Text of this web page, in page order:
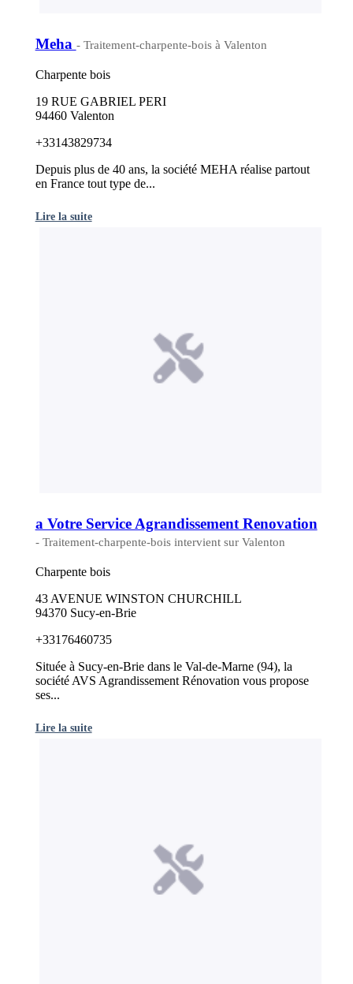
Meha - Traitement-charpente-bois à Valenton
Charpente bois
19 RUE GABRIEL PERI
94460 Valenton
+33143829734
Depuis plus de 40 ans, la société MEHA réalise partout
en France tout type de...
Lire la suite
a Votre Service Agrandissement Renovation
- Traitement-charpente-bois intervient sur Valenton
Charpente bois
43 AVENUE WINSTON CHURCHILL
94370 Sucy-en-Brie
+33176460735
Située à Sucy-en-Brie dans le Val-de-Marne (94), la
société AVS Agrandissement Rénovation vous propose
ses...
Lire la suite